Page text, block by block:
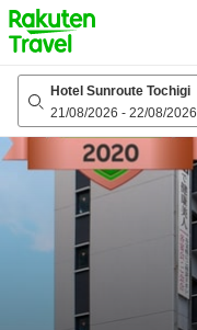
to
top
page
Hotel Sunroute Tochigi
21/08/2026 - 22/08/2026